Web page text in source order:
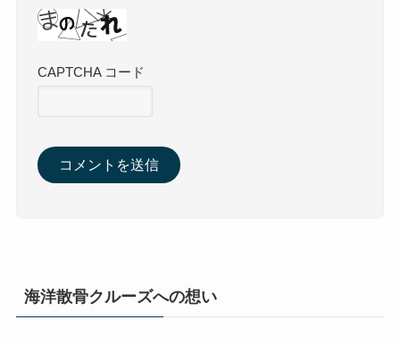
CAPTCHA コード
海洋散骨クルーズへの想い